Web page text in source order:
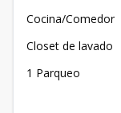
Cocina/Comedor
Closet de lavado
1 Parqueo